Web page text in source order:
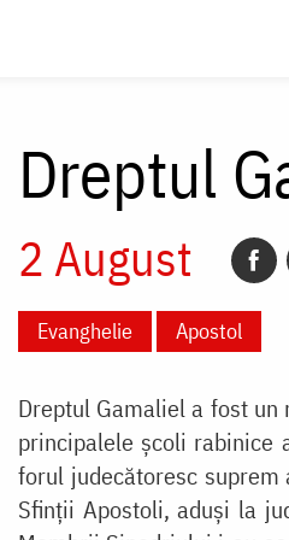
Dreptul
2 August
Evanghelie Apostol
Dreptul Gamaliel a fost
principalele școli rabinice
forul judecătoresc
Sfinții Apostoli, aduși la